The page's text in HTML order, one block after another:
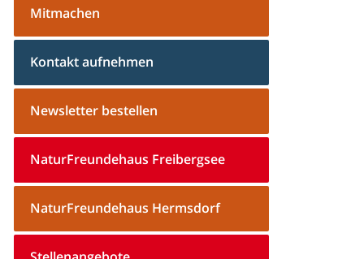
Mitmachen
Kontakt aufnehmen
Newsletter bestellen
NaturFreundehaus Freibergsee
NaturFreundehaus Hermsdorf